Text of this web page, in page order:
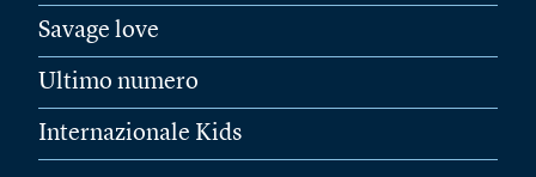
Savage love
Ultimo numero
Internazionale Kids